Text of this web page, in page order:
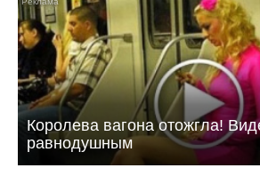
Королева вагона отожгла!
равнодушным